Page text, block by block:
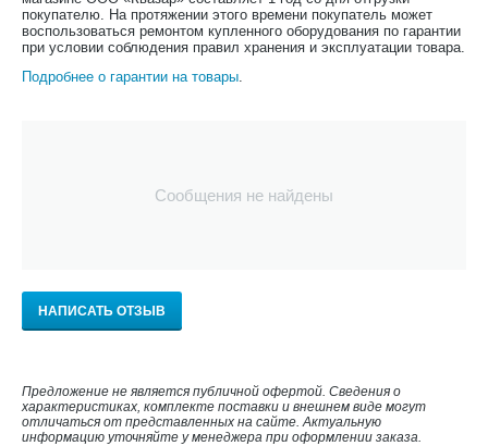
покупателю. На протяжении этого времени покупатель может
воспользоваться ремонтом купленного оборудования по гарантии
при условии соблюдения правил хранения и эксплуатации товара.
Подробнее о гарантии на товары.
Сообщения не найдены
НАПИСАТЬ ОТЗЫВ
Предложение не является публичной офертой. Сведения о
характеристиках, комплекте поставки и внешнем виде могут
отличаться от представленных на сайте. Актуальную
информацию уточняйте у менеджера при оформлении заказа.